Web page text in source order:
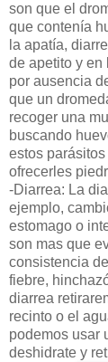
son que el
que contenía
la apatía,
de apetito y en
por ausencia
que un
recoger una
buscando
estos
ofrecerles
-Diarrea: La
ejemplo,
estomago o
son mas que
consistencia
fiebre,
diarrea
recinto o el
podemos usar
deshidrate y